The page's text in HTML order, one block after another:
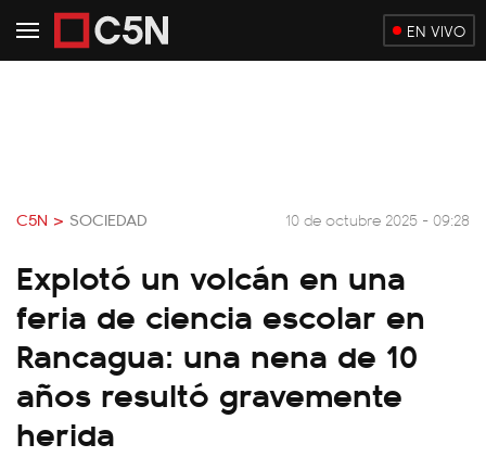
EN VIVO
C5N > SOCIEDAD 10 de octubre 2025 - 09:28
Explotó un volcán en una
feria de ciencia escolar en
Rancagua: una nena de 10
años resultó gravemente
herida